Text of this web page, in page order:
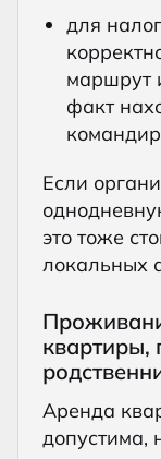
для
маршрут
факт
Если
это тоже
локальных
квартиры,
Аренда
допустима,